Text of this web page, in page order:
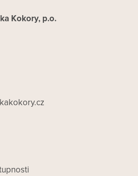
Kokory, p.o.